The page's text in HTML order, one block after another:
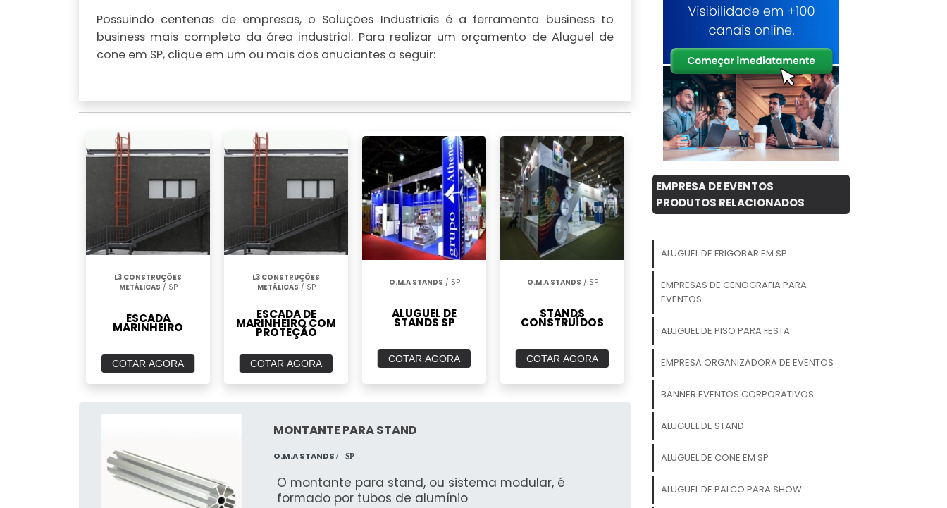
Possuindo centenas de empresas, o Soluções Industriais é a ferramenta business to
business mais completo da área industrial. Para realizar um orçamento de Aluguel de
cone em SP, clique em um ou mais dos anuciantes a seguir:
L3 CONSTRUÇÕES
METÁLICAS / SP
ESCADA
MARINHEIRO
COTAR AGORA
L3 CONSTRUÇÕES
METÁLICAS / SP
ESCADA DE
MARINHEIRO COM
PROTEÇÃO
COTAR AGORA
O.M.A STANDS / SP
ALUGUEL DE
STANDS SP
COTAR AGORA
O.M.A STANDS / SP
STANDS
CONSTRUÍDOS
COTAR AGORA
MONTANTE PARA STAND
O.M.A STANDS/ - SP
O montante para stand, ou sistema modular, é
formado por tubos de alumínio
EMPRESA DE EVENTOS
PRODUTOS RELACIONADOS
ALUGUEL DE FRIGOBAR EM SP
EMPRESAS DE CENOGRAFIA PARA
EVENTOS
ALUGUEL DE PISO PARA FESTA
EMPRESA ORGANIZADORA DE EVENTOS
BANNER EVENTOS CORPORATIVOS
ALUGUEL DE STAND
ALUGUEL DE CONE EM SP
ALUGUEL DE PALCO PARA SHOW